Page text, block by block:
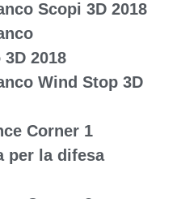
Scopi 3D 2018
2018
Wind Stop 3D
Corner 1
per la difesa